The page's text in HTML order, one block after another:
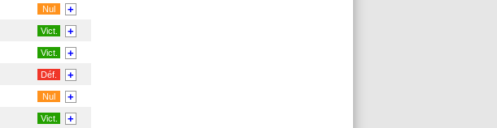
Nul +
Vict. +
Vict. +
Déf. +
Nul +
Vict. +